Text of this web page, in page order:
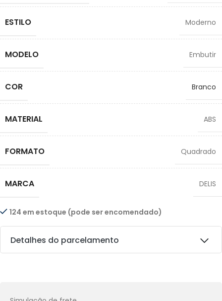
ESTILO Moderno
MODELO Embutir
COR Branco
MATERIAL ABS
FORMATO Quadrado
MARCA DELIS
124 em estoque (pode ser encomendado)
Detalhes do parcelamento